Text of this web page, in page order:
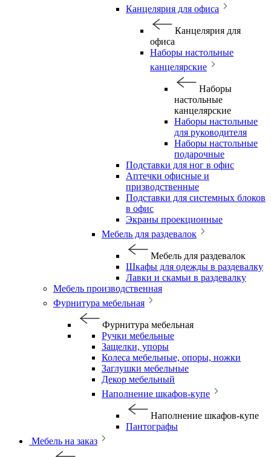
Канцелярия для офиса
Канцелярия для
офиса
Наборы настольные
канцелярские
Наборы
настольные
канцелярские
Наборы настольные
для руководителя
Наборы настольные
подарочные
Подставки для ног в офис
Аптечки офисные и
призводственные
Подставки для системных блоков
в офис
Экраны проекционные
Мебель для раздевалок
Мебель для раздевалок
Шкафы для одежды в раздевалку
Лавки и скамьи в раздевалку
Мебель производственная
Фурнитура мебельная
Фурнитура мебельная
Ручки мебельные
Защелки, упоры
Колеса мебельные, опоры, ножки
Заглушки мебельные
Декор мебельный
Наполнение шкафов-купе
Наполнение шкафов-купе
Пантографы
Мебель на заказ